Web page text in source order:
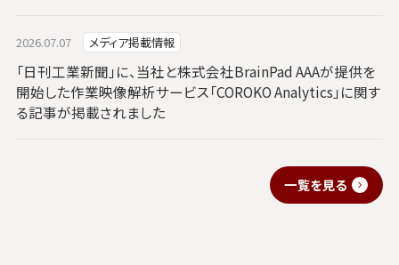
2026.07.07 メディア掲載情報
「日刊工業新聞」に、当社と株式会社BrainPad AAAが提供を
開始した作業映像解析サービス「COROKO Analytics」に関す
る記事が掲載されました
一覧を見る